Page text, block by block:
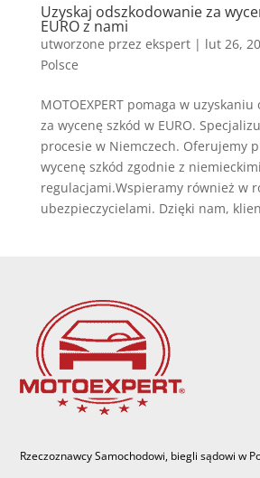
Uzyskaj odszkodowanie za
EURO z nami
utworzone przez ekspert| lut 26,
Polsce
MOTOEXPERT pomaga w
za wycenę szkód w EURO.
procesie w Niemczech. Oferujemy
wycenę szkód zgodnie z niemieckimi
regulacjami.Wspieramy również w
ubezpieczycielami. Dzięki nam,
Rzeczoznawcy Samochodowi, biegli sądowi w